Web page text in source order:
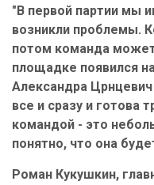
"В первой партии мы
возникли проблемы.
потом команда
площадке появился
Александра Црнцевич
все и сразу и готова
командой - это
понятно, что она
Роман Кукушкин,